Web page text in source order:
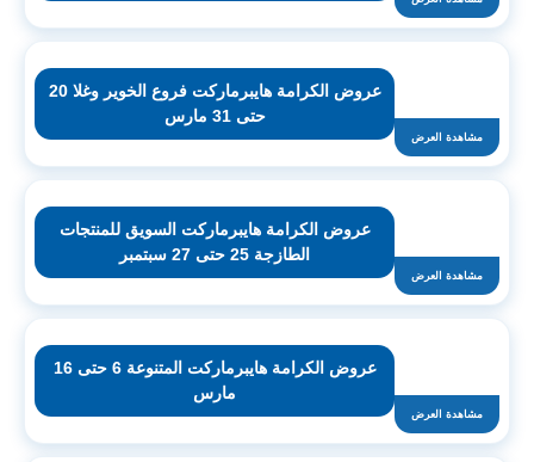
مشاهدة العرض
عروض الكرامة هايبرماركت فروع الخوير وغلا 20
حتى 31 مارس
مشاهدة العرض
عروض الكرامة هايبرماركت السويق للمنتجات
الطازجة 25 حتى 27 سبتمبر
مشاهدة العرض
عروض الكرامة هايبرماركت المتنوعة 6 حتى 16
مارس